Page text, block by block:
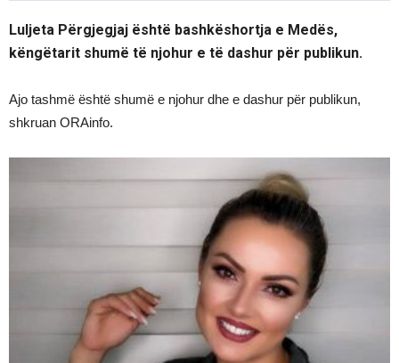
Luljeta Përgjegjaj është bashkëshortja e Medës,
këngëtarit shumë të njohur e të dashur për publikun.
Ajo tashmë është shumë e njohur dhe e dashur për publikun,
shkruan ORAinfo.